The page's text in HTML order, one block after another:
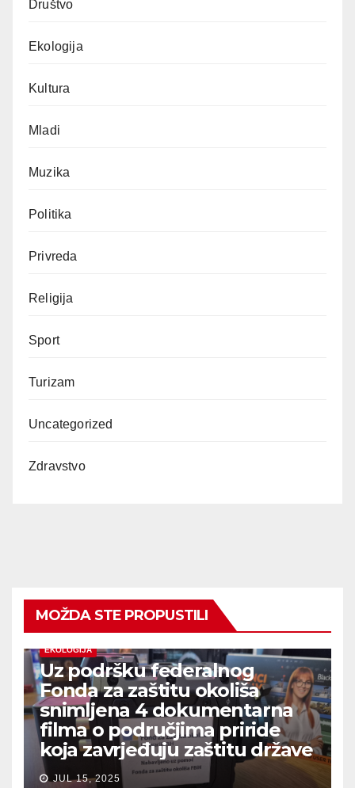
Društvo
Ekologija
Kultura
Mladi
Muzika
Politika
Privreda
Religija
Sport
Turizam
Uncategorized
Zdravstvo
MOŽDA STE PROPUSTILI
EKOLOGIJA
Uz podršku federalnog
Fonda za zaštitu okoliša
snimljena 4 dokumentarna
filma o područjima priride
koja zavrjeđuju zaštitu države
JUL 15, 2025